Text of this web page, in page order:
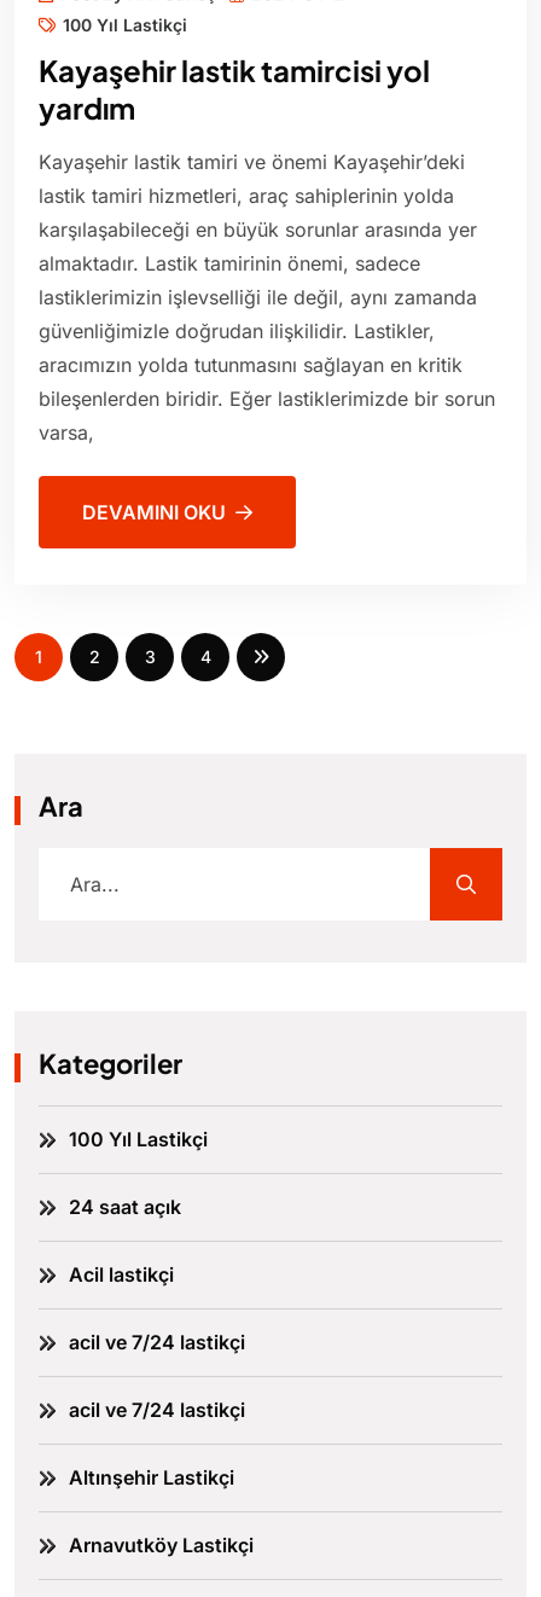
100 Yıl Lastikçi
Kayaşehir lastik tamircisi yol
yardım
Kayaşehir lastik tamiri ve önemi Kayaşehir’deki
lastik tamiri hizmetleri, araç sahiplerinin yolda
karşılaşabileceği en büyük sorunlar arasında yer
almaktadır. Lastik tamirinin önemi, sadece
lastiklerimizin işlevselliği ile değil, aynı zamanda
güvenliğimizle doğrudan ilişkilidir. Lastikler,
aracımızın yolda tutunmasını sağlayan en kritik
bileşenlerden biridir. Eğer lastiklerimizde bir sorun
varsa,
DEVAMINI OKU
1 2 3 4
Ara
Kategoriler
100 Yıl Lastikçi
24 saat açık
Acil lastikçi
acil ve 7/24 lastikçi
acil ve 7/24 lastikçi
Altınşehir Lastikçi
Arnavutköy Lastikçi